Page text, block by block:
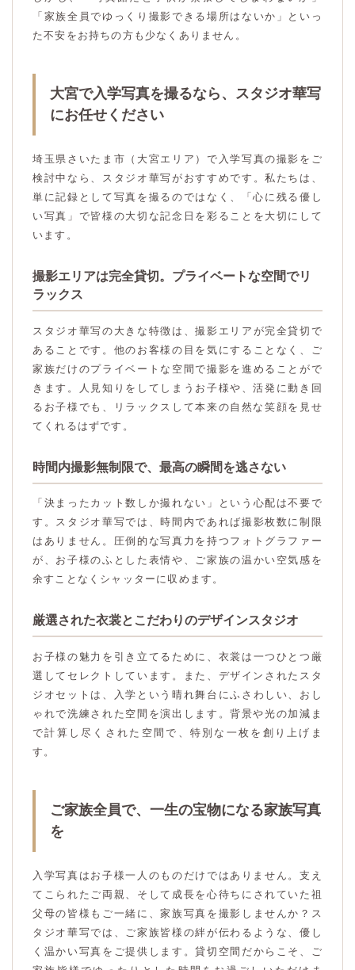
「家族全員でゆっくり撮影できる場所はないか」といっ
た不安をお持ちの方も少なくありません。
大宮で入学写真を撮るなら、スタジオ華写
にお任せください
埼玉県さいたま市（大宮エリア）で入学写真の撮影をご
検討中なら、スタジオ華写がおすすめです。私たちは、
単に記録として写真を撮るのではなく、「心に残る優し
い写真」で皆様の大切な記念日を彩ることを大切にして
います。
撮影エリアは完全貸切。プライベートな空間でリ
ラックス
スタジオ華写の大きな特徴は、撮影エリアが完全貸切で
あることです。他のお客様の目を気にすることなく、ご
家族だけのプライベートな空間で撮影を進めることがで
きます。人見知りをしてしまうお子様や、活発に動き回
るお子様でも、リラックスして本来の自然な笑顔を見せ
てくれるはずです。
時間内撮影無制限で、最高の瞬間を逃さない
「決まったカット数しか撮れない」という心配は不要で
す。スタジオ華写では、時間内であれば撮影枚数に制限
はありません。圧倒的な写真力を持つフォトグラファー
が、お子様のふとした表情や、ご家族の温かい空気感を
余すことなくシャッターに収めます。
厳選された衣裳とこだわりのデザインスタジオ
お子様の魅力を引き立てるために、衣裳は一つひとつ厳
選してセレクトしています。また、デザインされたスタ
ジオセットは、入学という晴れ舞台にふさわしい、おし
ゃれで洗練された空間を演出します。背景や光の加減ま
で計算し尽くされた空間で、特別な一枚を創り上げま
す。
ご家族全員で、一生の宝物になる家族写真
を
入学写真はお子様一人のものだけではありません。支え
てこられたご両親、そして成長を心待ちにされていた祖
父母の皆様もご一緒に、家族写真を撮影しませんか？ス
タジオ華写では、ご家族皆様の絆が伝わるような、優し
く温かい写真をご提供します。貸切空間だからこそ、ご